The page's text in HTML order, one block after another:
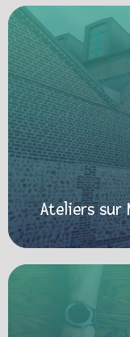
Ateliers sur